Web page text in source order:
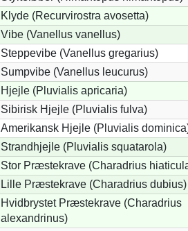
Klyde (Recurvirostra avosetta)
Vibe (Vanellus vanellus)
Steppevibe (Vanellus gregarius)
Sumpvibe (Vanellus leucurus)
Hjejle (Pluvialis apricaria)
Sibirisk Hjejle (Pluvialis fulva)
Amerikansk Hjejle (Pluvialis
Strandhjejle (Pluvialis squatarola)
Stor Præstekrave (Charadrius
Lille Præstekrave (Charadrius dubius)
Hvidbrystet Præstekrave (Charadrius
alexandrinus)